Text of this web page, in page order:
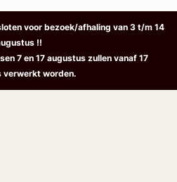
voor bezoek/afhaling van 3 t/m 14
!!
7 en 17 augustus zullen vanaf 17
verwerkt worden.